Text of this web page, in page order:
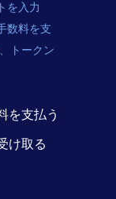
を入力
数料を支
トークン
を支払う
け取る